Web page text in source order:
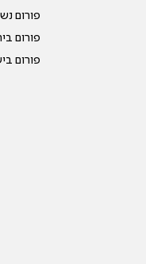
פורום
פורום
פורום